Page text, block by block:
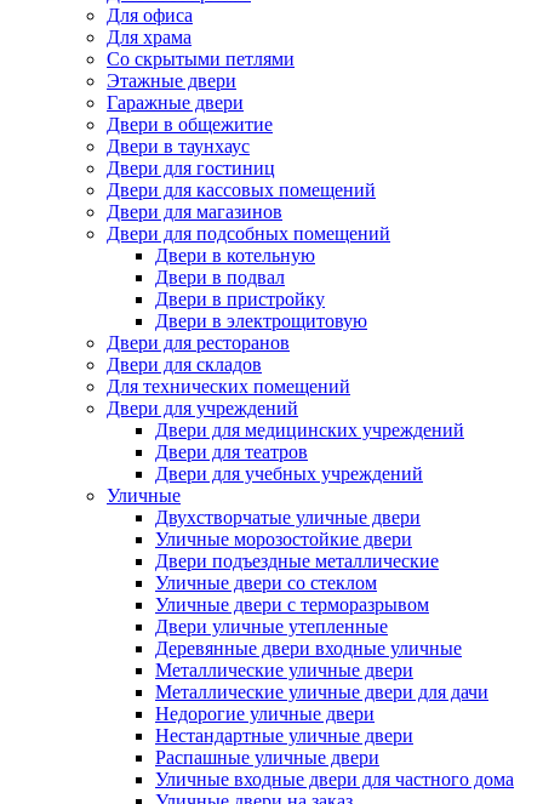
Для офиса
Для храма
Со скрытыми петлями
Этажные двери
Гаражные двери
Двери в общежитие
Двери в таунхаус
Двери для гостиниц
Двери для кассовых помещений
Двери для магазинов
Двери для подсобных помещений
Двери в котельную
Двери в подвал
Двери в пристройку
Двери в электрощитовую
Двери для ресторанов
Двери для складов
Для технических помещений
Двери для учреждений
Двери для медицинских учреждений
Двери для театров
Двери для учебных учреждений
Уличные
Двухстворчатые уличные двери
Уличные морозостойкие двери
Двери подъездные металлические
Уличные двери со стеклом
Уличные двери с терморазрывом
Двери уличные утепленные
Деревянные двери входные уличные
Металлические уличные двери
Металлические уличные двери для дачи
Недорогие уличные двери
Нестандартные уличные двери
Распашные уличные двери
Уличные входные двери для частного дома